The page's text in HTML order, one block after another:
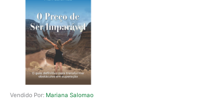
Vendido Por: Mariana Salomao